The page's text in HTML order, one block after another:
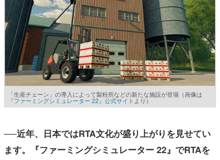
「生産チェーン」の導入によって製粉所などの新たな施設が登場（画像は
『ファーミングシミュレーター 22』公式サイトより）
──近年、日本ではRTA文化が盛り上がりを見せてい
ます。『ファーミングシミュレーター 22』でRTAを